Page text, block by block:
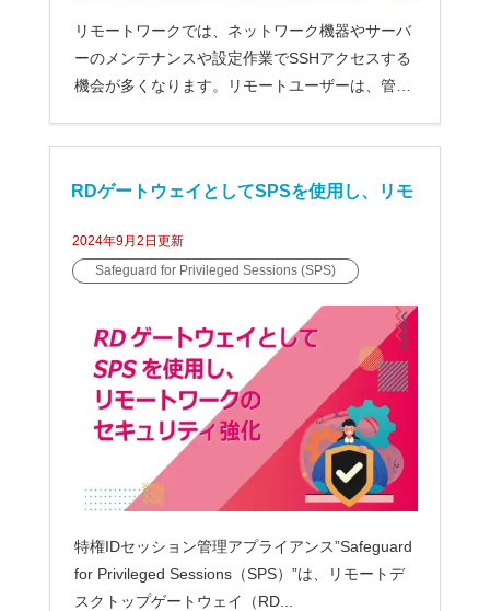
リモートワークでは、ネットワーク機器やサーバ
ーのメンテナンスや設定作業でSSHアクセスする
機会が多くなります。リモートユーザーは、管理
RDゲートウェイとしてSPSを使用し、リモ
ートワークのセキュリティ強化
2024年9月2日更新
Safeguard for Privileged Sessions (SPS)
特権IDセッション管理アプライアンス”Safeguard
for Privileged Sessions（SPS）”は、リモートデ
スクトップゲートウェイ（RD...